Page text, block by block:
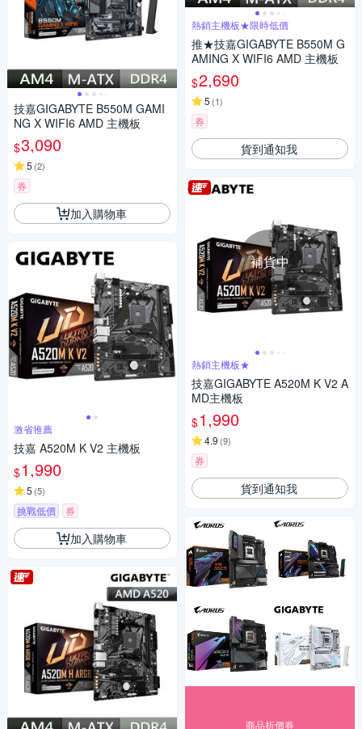
技嘉GIGABYTE B550M GAMI
NG X WIFI6 AMD 主機板
$3,090
5 (2)
券
加入購物車
激省推薦
技嘉 A520M K V2 主機板
$1,990
5 (5)
挑戰低價 券
加入購物車
熱銷主機板★限時低價
推★技嘉GIGABYTE B550M G
AMING X WIFI6 AMD 主機板
$2,690
5 (1)
券
貨到通知我
補貨中
熱銷主機板★
技嘉GIGABYTE A520M K V2 A
MD主機板
$1,990
4.9 (9)
券
貨到通知我
商品折價券